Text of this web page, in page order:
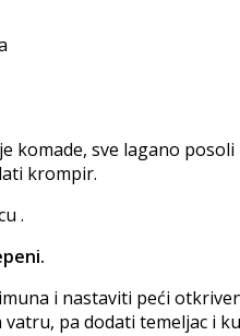
komade, sve lagano
krompir.
.
i nastaviti peći
pa dodati temeljac i